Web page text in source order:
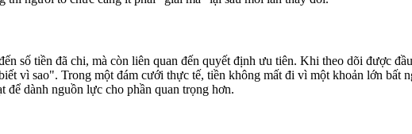
số tiền đã chi, mà còn liên quan đến quyết định ưu tiên. Khi theo dõi được
vì sao". Trong một đám cưới thực tế, tiền không mất đi vì một khoản lớn bất
để dành nguồn lực cho phần quan trọng hơn.